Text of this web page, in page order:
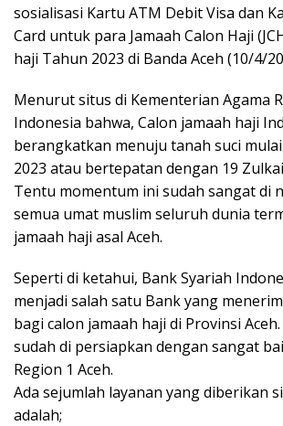
sosialisasi Kartu ATM Debit Visa dan
Card untuk para Jamaah Calon Haji
haji Tahun 2023 di Banda Aceh (10/4/
Menurut situs di Kementerian Agama
Indonesia bahwa, Calon jamaah haji
berangkatkan menuju tanah suci
2023 atau bertepatan dengan 19
Tentu momentum ini sudah sangat di
semua umat muslim seluruh dunia
jamaah haji asal Aceh.
Seperti di ketahui, Bank Syariah
menjadi salah satu Bank yang
bagi calon jamaah haji di Provinsi
sudah di persiapkan dengan sangat
Region 1 Aceh.
Ada sejumlah layanan yang diberikan
adalah;